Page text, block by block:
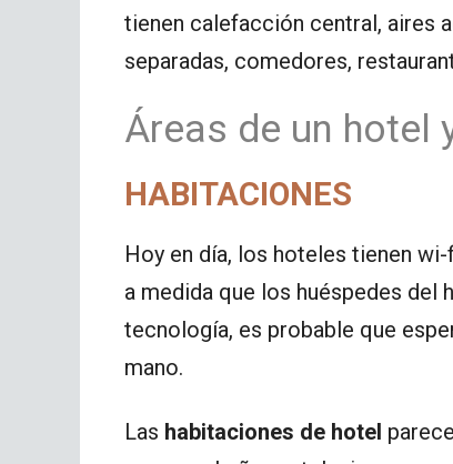
tienen calefacción central, aires
separadas, comedores,
Áreas de un hotel
HABITACIONES
Hoy en día, los hoteles tienen
a medida que los huéspedes del
tecnología, es probable que
mano.
Las habitaciones de hotel